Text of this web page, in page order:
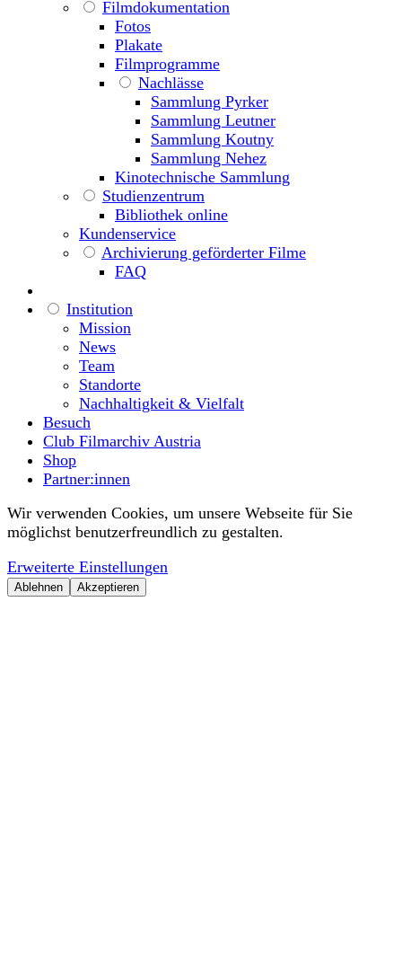
Filmdokumentation
Fotos
Plakate
Filmprogramme
Nachlässe
Sammlung Pyrker
Sammlung Leutner
Sammlung Koutny
Sammlung Nehez
Kinotechnische Sammlung
Studienzentrum
Bibliothek online
Kundenservice
Archivierung geförderter Filme
FAQ
Institution
Mission
News
Team
Standorte
Nachhaltigkeit & Vielfalt
Besuch
Club Filmarchiv Austria
Shop
Partner:innen
Wir verwenden Cookies, um unsere Webseite für Sie
möglichst benutzerfreundlich zu gestalten.
Erweiterte Einstellungen
Ablehnen Akzeptieren